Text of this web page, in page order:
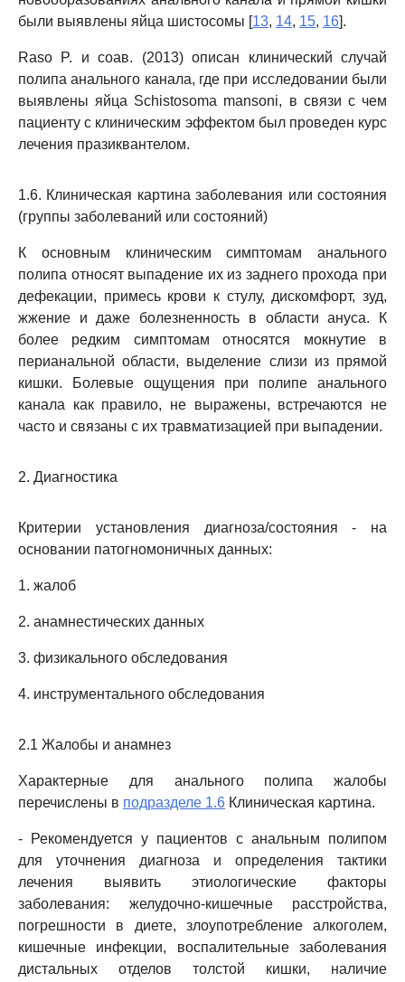
были выявлены яйца шистосомы [13, 14, 15, 16].
Raso P. и соав. (2013) описан клинический случай
полипа анального канала, где при исследовании были
выявлены яйца Schistosoma mansoni, в связи с чем
пациенту с клиническим эффектом был проведен курс
лечения празиквантелом.
1.6. Клиническая картина заболевания или состояния
(группы заболеваний или состояний)
К основным клиническим симптомам анального
полипа относят выпадение их из заднего прохода при
дефекации, примесь крови к стулу, дискомфорт, зуд,
жжение и даже болезненность в области ануса. К
более редким симптомам относятся мокнутие в
перианальной области, выделение слизи из прямой
кишки. Болевые ощущения при полипе анального
канала как правило, не выражены, встречаются не
часто и связаны с их травматизацией при выпадении.
2. Диагностика
Критерии установления диагноза/состояния - на
основании патогномоничных данных:
1. жалоб
2. анамнестических данных
3. физикального обследования
4. инструментального обследования
2.1 Жалобы и анамнез
Характерные для анального полипа жалобы
перечислены в подразделе 1.6 Клиническая картина.
- Рекомендуется у пациентов с анальным полипом
для уточнения диагноза и определения тактики
лечения выявить этиологические факторы
заболевания: желудочно-кишечные расстройства,
погрешности в диете, злоупотребление алкоголем,
кишечные инфекции, воспалительные заболевания
дистальных отделов толстой кишки, наличие